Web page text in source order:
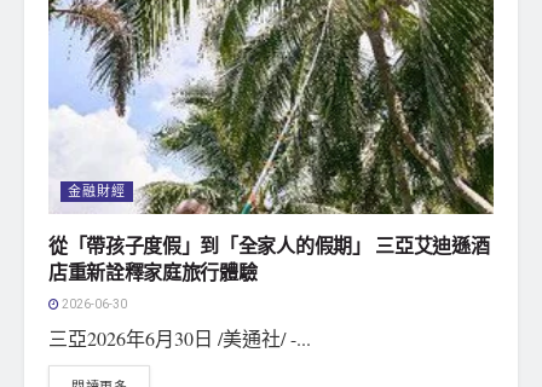
金融財經
從「帶孩子度假」到「全家人的假期」 三亞艾迪遜酒
店重新詮釋家庭旅行體驗
2026-06-30
三亞2026年6月30日 /美通社/ -...